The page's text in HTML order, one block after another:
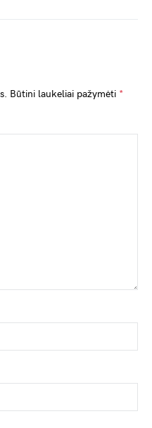
Būtini laukeliai pažymėti *